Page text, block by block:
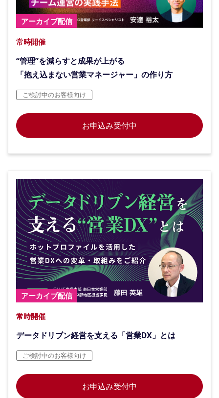
アーカイブ配信
常時開催
“管理”を減らすと成果が上がる
「抱え込まない営業マネージャー」の作り方
ご検討中のお客様向け
お申込み受付中
アーカイブ配信
常時開催
データドリブン経営を支える「営業DX」とは
ご検討中のお客様向け
お申込み受付中